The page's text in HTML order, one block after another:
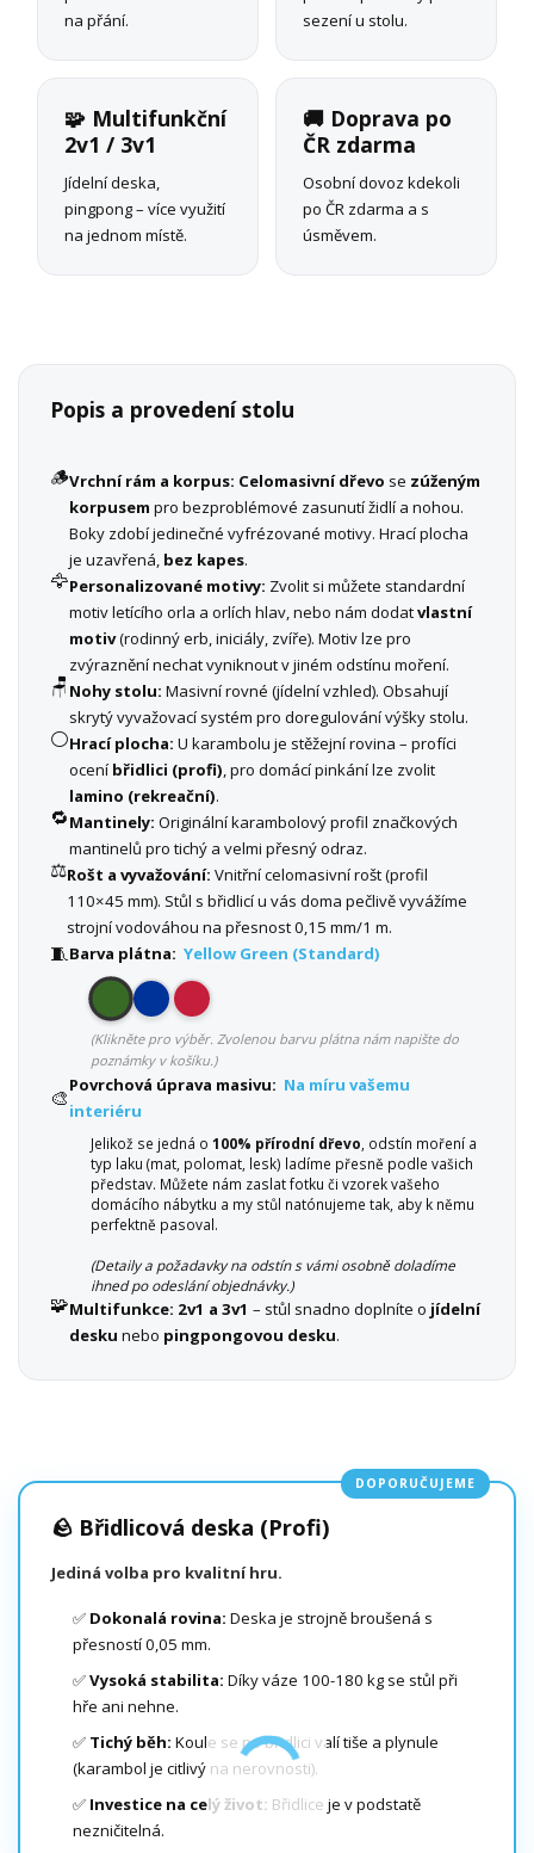
na přání.
sezení u stolu.
🧩 Multifunkční
2v1 / 3v1
Jídelní deska,
pingpong – více využití
na jednom místě.
🚚 Doprava po
ČR zdarma
Osobní dovoz kdekoli
po ČR zdarma a s
úsměvem.
Popis a provedení stolu
🪵Vrchní rám a korpus: Celomasivní dřevo se zúženým
korpusem pro bezproblémové zasunutí židlí a nohou.
Boky zdobí jedinečné vyfrézované motivy. Hrací plocha
je uzavřená, bez kapes.
🦅Personalizované motivy: Zvolit si můžete standardní
motiv letícího orla a orlích hlav, nebo nám dodatvlastní
motiv(rodinný erb, iniciály, zvíře). Motiv lze pro
zvýraznění nechat vyniknout v jiném odstínu moření.
🪑 Nohy stolu: Masivní rovné (jídelní vzhled). Obsahují
skrytý vyvažovací systém pro doregulování výšky stolu.
⚪Hrací plocha: U karambolu je stěžejní rovina – profíci
ocení břidlici (profi), pro domácí pinkání lze zvolit
lamino (rekreační).
🔁Mantinely: Originální karambolový profil značkových
mantinelů pro tichý a velmi přesný odraz.
⚖️Rošt a vyvažování: Vnitřní celomasivní rošt (profil
110×45 mm). Stůl s břidlicí u vás doma pečlivě vyvážíme
strojní vodováhou na přesnost 0,15 mm/1 m.
🧵Barva plátna: Yellow Green (Standard)
(Klikněte pro výběr. Zvolenou barvu plátna nám napište do
poznámky v košíku.)
🎨Povrchová úprava masivu: Na míru vašemu
interiéru
Jelikož se jedná o 100% přírodní dřevo, odstín moření a
typ laku (mat, polomat, lesk) ladíme přesně podle vašich
představ. Můžete nám zaslat fotku či vzorek vašeho
domácího nábytku a my stůl natónujeme tak, aby k němu
perfektně pasoval.
(Detaily a požadavky na odstín s vámi osobně doladíme
ihned po odeslání objednávky.)
🧩Multifunkce: 2v1 a 3v1 – stůl snadno doplníte o jídelní
desku nebo pingpongovou desku.
DOPORUČUJEME
🪨 Břidlicová deska (Profi)
Jediná volba pro kvalitní hru.
✅ Dokonalá rovina: Deska je strojně broušená s
přesností 0,05 mm.
✅Vysoká stabilita: Díky váze 100-180 kg se stůl při
hře ani nehne.
✅ Tichý běh: Koule se po břidlici valí tiše a plynule
(karambol je citlivý na nerovnosti).
✅ Investice na celý život: Břidlice je v podstatě
nezničitelná.